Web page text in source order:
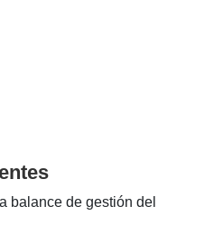
balance de gestión del